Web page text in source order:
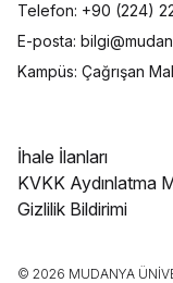
Telefon: +90 (224)
E-posta:
Kampüs: Çağrışan
İhale İlanları
KVKK Aydınlatma
Gizlilik Bildirimi
© 2026 MUDANYA